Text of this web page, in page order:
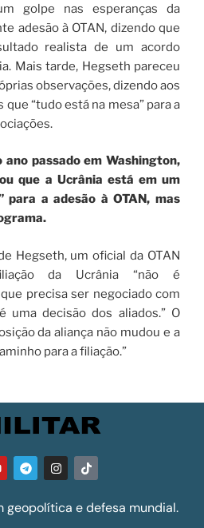
golpe nas esperanças da
adesão à OTAN, dizendo que
realista de um acordo
Mais tarde, Hegseth pareceu
observações, dizendo aos
“tudo está na mesa” para a
ano passado em Washington,
que a Ucrânia está em um
para a adesão à OTAN, mas
Hegseth, um oficial da OTAN
da Ucrânia “não é
precisa ser negociado com
uma decisão dos aliados.” O
da aliança não mudou e a
para a filiação.”
geopolítica e defesa mundial.